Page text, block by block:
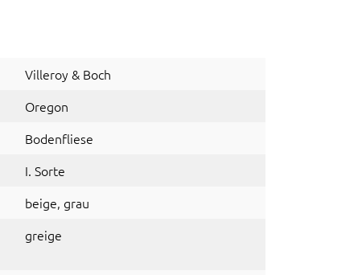
Villeroy & Boch
Oregon
Bodenfliese
I. Sorte
beige, grau
greige